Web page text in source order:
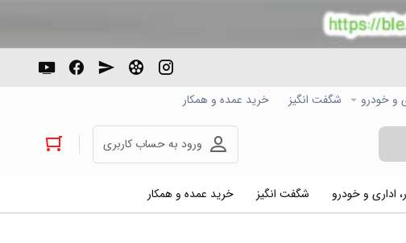
و خودرو شگفت انگیز خرید عمده و همکار
ورود به حساب کاربری
اداری و خودرو شگفت انگیز خرید عمده و همکار